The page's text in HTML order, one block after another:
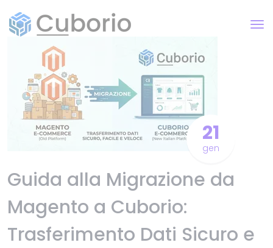
21
gen
Guida alla Migrazione da
Magento a Cuborio:
Trasferimento Dati Sicuro e